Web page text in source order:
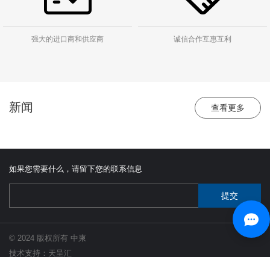
强大的进口商和供应商 诚信合作互惠互利
新闻 查看更多
如果您需要什么，请留下您的联系信息
© 2024 版权所有 中柬
技术支持：天呈汇